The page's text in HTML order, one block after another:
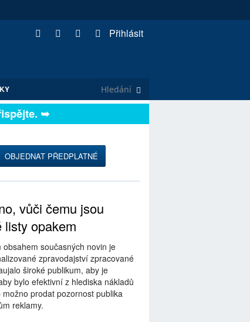
Přihlásit
➥
OBJEDNAT PŘEDPLATNÉ
vůči čemu jsou
listy opakem
obsahem současných novin je
zpravodajství zpracované
široké publikum, aby je
bylo efektivní z hlediska nákladů
možno prodat pozornost publika
reklamy.